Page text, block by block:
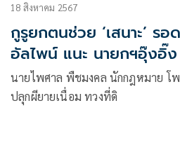
18 สิงหาคม 2567
กูรูยกตนช่วย ‘เสนาะ’ ร
อัลไพน์ แนะ นายกฯอุ๊งอิ๊
รับมือ
นายไพศาล พืชมงคล นักกฎหมาย โพสต์เฟซบุ๊ก ระบุว่าเรื่องการ
ปลุกผียายเนื่อม ทวงที่ดิ